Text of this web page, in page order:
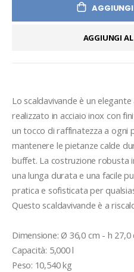
AGGIUNGI
AGGIUNGI
Lo scaldavivande è un
realizzato in acciaio inox con
un tocco di raffinatezza a ogni
mantenere le pietanze calde
buffet. La costruzione robusta
una lunga durata e una facile
pratica e sofisticata per
Questo scaldavivande è a
Dimensione: Ø 36,0 cm - h 27,0
Capacità: 5,000 l
Peso: 10,540 kg